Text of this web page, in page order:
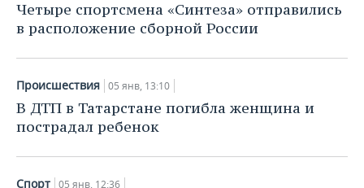
Четыре спортсмена «Синтеза» отправились
в расположение сборной России
Происшествия 05 янв, 13:10
В ДТП в Татарстане погибла женщина и
пострадал ребенок
Спорт 05 янв, 12:36